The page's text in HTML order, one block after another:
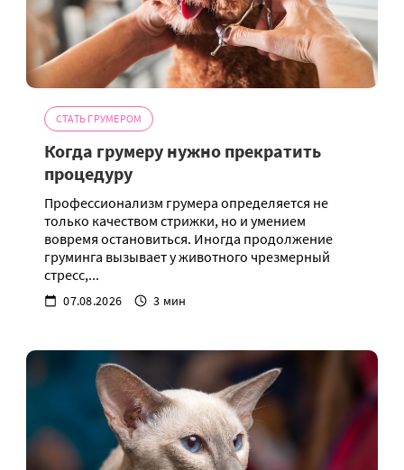
СТАТЬ ГРУМЕРОМ
Когда грумеру нужно прекратить
процедуру
Профессионализм грумера определяется не
только качеством стрижки, но и умением
вовремя остановиться. Иногда продолжение
груминга вызывает у животного чрезмерный
стресс,...
07.08.2026 3 мин